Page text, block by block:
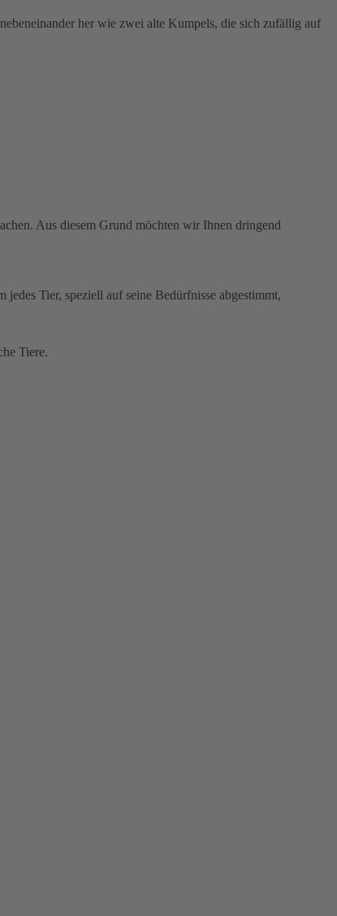
her wie zwei alte Kumpels, die sich zufällig auf
Aus diesem Grund möchten wir Ihnen dringend
Tier, speziell auf seine Bedürfnisse abgestimmt,
Tiere.